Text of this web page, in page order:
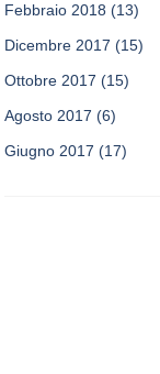
Febbraio 2018 (13)
Dicembre 2017 (15)
Ottobre 2017 (15)
Agosto 2017 (6)
Giugno 2017 (17)